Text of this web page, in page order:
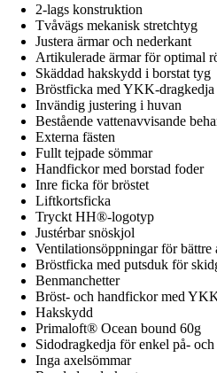
2-lags konstruktion
Tvåvägs mekanisk stretchtyg
Justera ärmar och nederkant
Artikulerade ärmar för optimal
Skäddad hakskydd i borstat tyg
Bröstficka med YKK-dragkedja
Invändig justering i huvan
Bestående vattenavvisande
Externa fästen
Fullt tejpade sömmar
Handfickor med borstad foder
Inre ficka för bröstet
Liftkortsficka
Tryckt HH®-logotyp
Justérbar snöskjol
Ventilationsöppningar för bättre
Bröstficka med putsduk för
Benmanchetter
Bröst- och handfickor med
Hakskydd
Primaloft® Ocean bound 60g
Sidodragkedja för enkel på-
Inga axelsömmar